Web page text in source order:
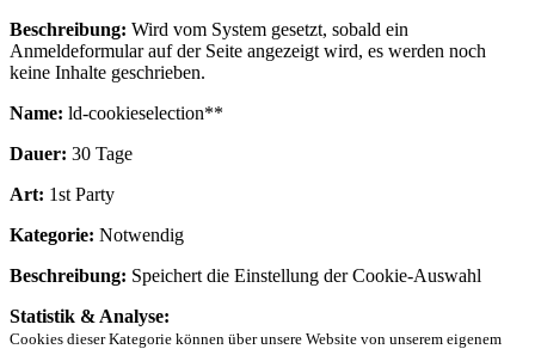
Beschreibung: Wird vom System gesetzt, sobald ein
Anmeldeformular auf der Seite angezeigt wird, es werden noch
keine Inhalte geschrieben.
Name: ld-cookieselection**
Dauer: 30 Tage
Art: 1st Party
Kategorie: Notwendig
Beschreibung: Speichert die Einstellung der Cookie-Auswahl
Statistik & Analyse:
Cookies dieser Kategorie können über unsere Website von unserem eigenem